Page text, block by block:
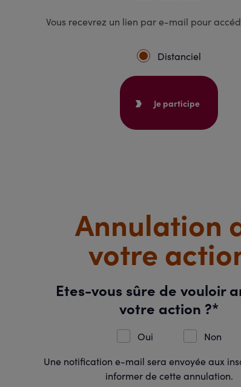
Vous recevrez un lien par e-mail pour
Distanciel
Je participe
Annulation
votre
Etes-vous sûre de vouloir
votre action ?*
Oui
Non
Une notification e-mail sera envoyée aux
informer de cette annulation.